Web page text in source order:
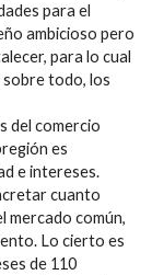
para el
ambicioso pero
para lo cual
sobre todo, los
del comercio
es
e intereses.
cuanto
mercado común,
Lo cierto es
de 110